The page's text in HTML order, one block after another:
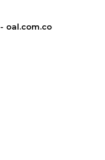
oal.com.co